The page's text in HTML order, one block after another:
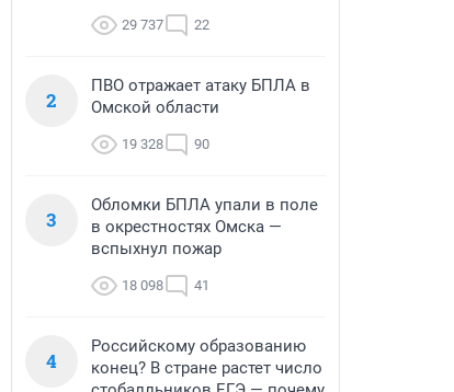
29 737 22
2
ПВО отражает атаку БПЛА в
Омской области
19 328 90
3
Обломки БПЛА упали в поле
в окрестностях Омска —
вспыхнул пожар
18 098 41
4
Российскому образованию
конец? В стране растет число